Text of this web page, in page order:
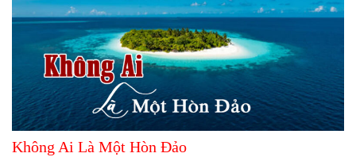
Không Ai Là Một Hòn Đảo